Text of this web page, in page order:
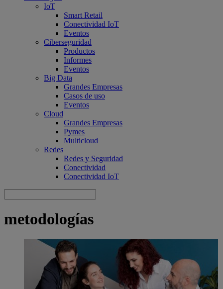
IoT
Smart Retail
Conectividad IoT
Eventos
Ciberseguridad
Productos
Informes
Eventos
Big Data
Grandes Empresas
Casos de uso
Eventos
Cloud
Grandes Empresas
Pymes
Multicloud
Redes
Redes y Seguridad
Conectividad
Conectividad IoT
metodologías